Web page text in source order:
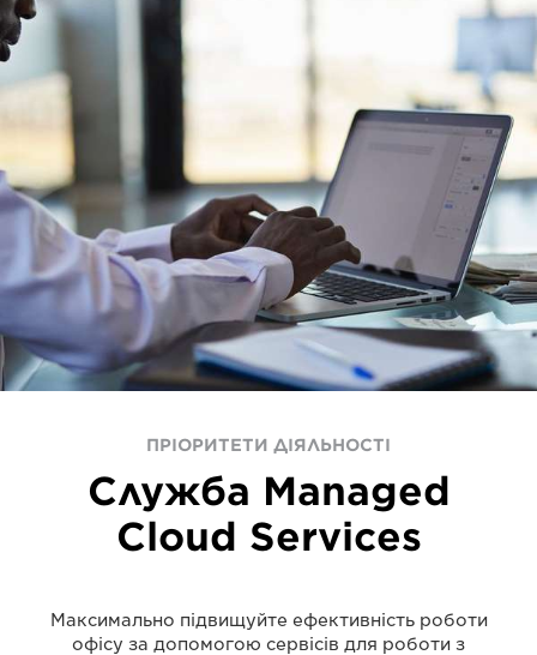
ПРІОРИТЕТИ ДІЯЛЬНОСТІ
Служба Managed
Cloud Services
Максимально підвищуйте ефективність роботи
офісу за допомогою сервісів для роботи з